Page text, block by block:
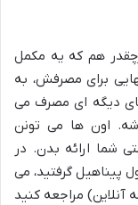
هم که یه مکمل
برای مصرفش، به
دیگه ای مصرف می
اون ها می تونن
شما ارائه بدن. در
پیناهیل گرفتید، می
آنلاین) مراجعه کنید